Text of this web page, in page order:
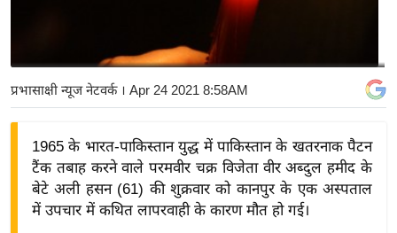
य
बि
ज़
द्यो
प्रभासाक्षी न्यूज नेटवर्क। Apr 24 2021 8:58AM
1965 के भारत-पाकिस्तान युद्ध में पाकिस्तान के खतरनाक पैटन
टैंक तबाह करने वाले परमवीर चक्र विजेता वीर अब्दुल हमीद के
बेटे अली हसन (61) की शुक्रवार को कानपुर के एक अस्पताल
में उपचार में कथित लापरवाही के कारण मौत हो गई।